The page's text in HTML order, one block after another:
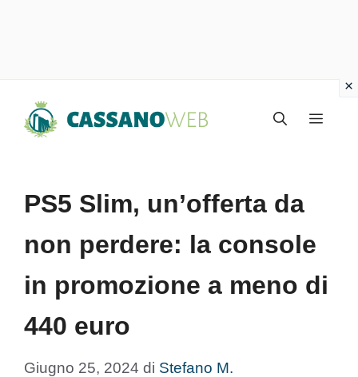
Menu
PS5 Slim, un’offerta da
non perdere: la console
in promozione a meno di
440 euro
Giugno 25, 2024 di Stefano M.